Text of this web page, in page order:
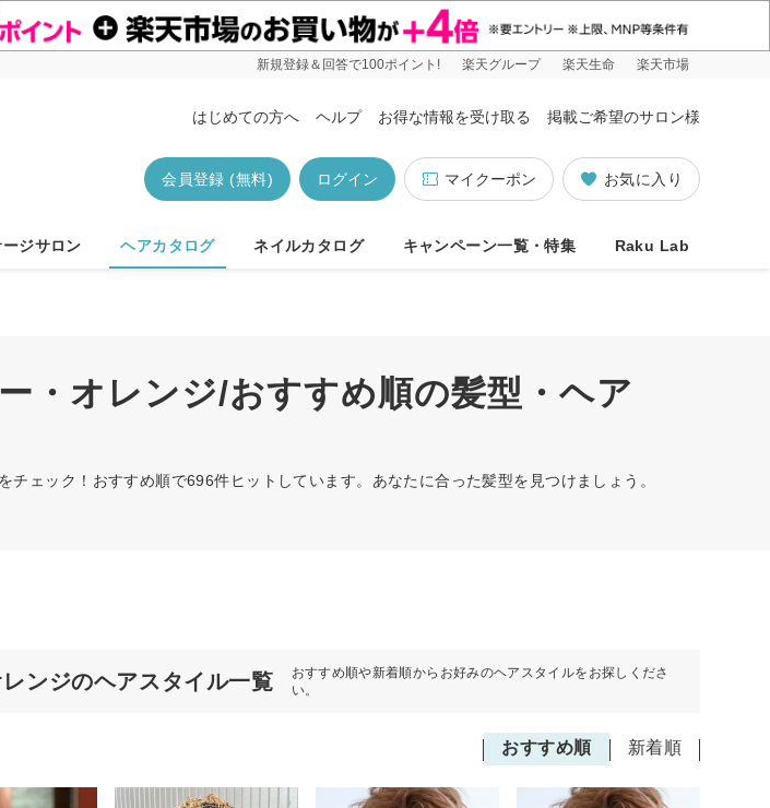
新規登録＆回答で100ポイント! 楽天グループ 楽天生命 楽天市場
はじめての方へ ヘルプ お得な情報を受け取る 掲載ご希望のサロン様
お気に入り
マイクーポン
ログイン
会員登録 (無料)
ジサロン ヘアカタログ ネイルカタログ キャンペーン一覧・特集 Raku Lab
・オレンジ/おすすめ順の髪型・ヘア
ェック！おすすめ順で696件ヒットしています。あなたに合った髪型を見つけましょう。
ンジのヘアスタイル一覧
おすすめ順や新着順からお好みのヘアスタイルをお探しくださ
い。
おすすめ順 新着順